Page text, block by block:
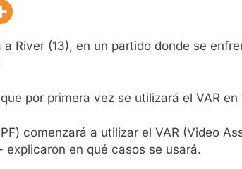
River (13), en un partido donde se
por primera vez se utilizará el VAR
comenzará a utilizar el VAR (Video
en qué casos se usará.